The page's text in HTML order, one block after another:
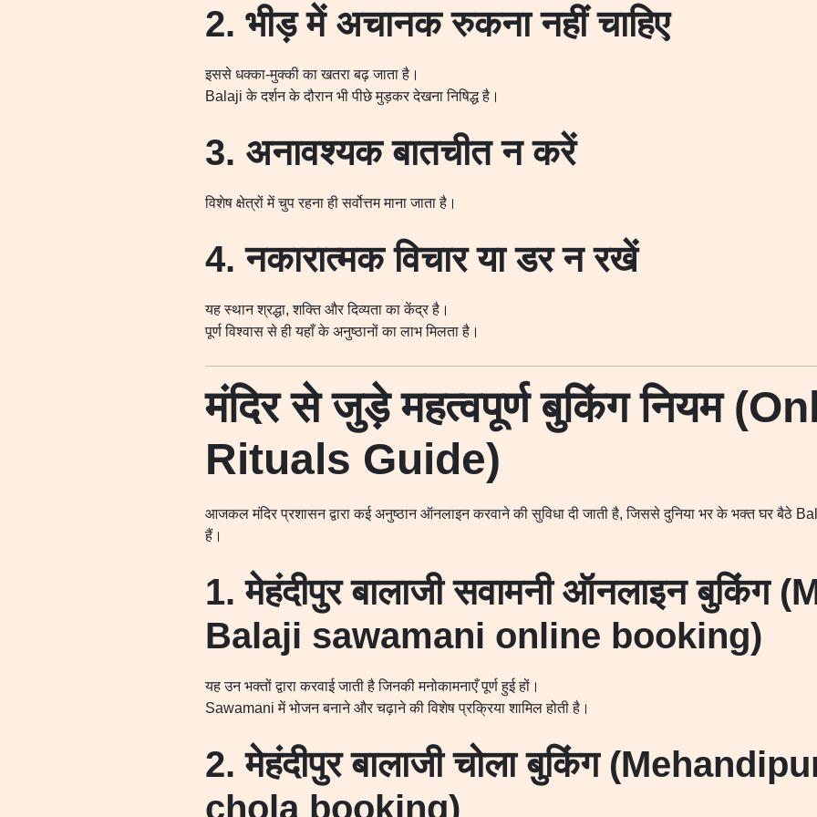
2. भीड़ में अचानक रुकना नहीं चाहिए
इससे धक्का-मुक्की का खतरा बढ़ जाता है।
Balaji के दर्शन के दौरान भी पीछे मुड़कर देखना निषिद्ध है।
3. अनावश्यक बातचीत न करें
विशेष क्षेत्रों में चुप रहना ही सर्वोत्तम माना जाता है।
4. नकारात्मक विचार या डर न रखें
यह स्थान श्रद्धा, शक्ति और दिव्यता का केंद्र है।
पूर्ण विश्वास से ही यहाँ के अनुष्ठानों का लाभ मिलता है।
मंदिर से जुड़े महत्वपूर्ण बुकिंग नियम
Rituals Guide)
आजकल मंदिर प्रशासन द्वारा कई अनुष्ठान ऑनलाइन करवाने की सुविधा दी जाती है, जिससे दुनिया भर के भक्त घर बैठे
हैं।
1. मेहंदीपुर बालाजी सवामनी ऑनलाइन बुकिंग
Balaji sawamani online booking)
यह उन भक्तों द्वारा करवाई जाती है जिनकी मनोकामनाएँ पूर्ण हुई हों।
Sawamani में भोजन बनाने और चढ़ाने की विशेष प्रक्रिया शामिल होती है।
2. मेहंदीपुर बालाजी चोला बुकिंग
chola booking)